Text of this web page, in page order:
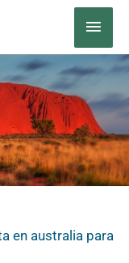
en australia para